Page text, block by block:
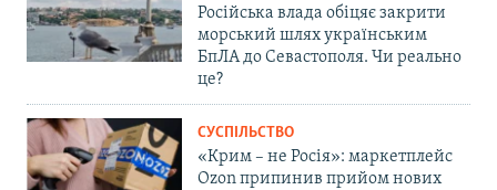
Російська влада обіцяє закрити
морський шлях українським
БпЛА до Севастополя. Чи реально
це?
СУСПІЛЬСТВО
«Крим – не Росія»: маркетплейс
Ozon припинив прийом нових